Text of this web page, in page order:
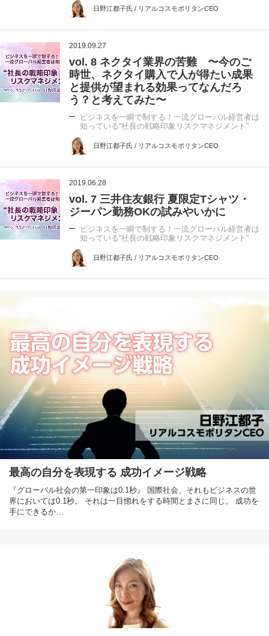
日野江都子氏 / リアルコスモポリタンCEO
2019.09.27
vol. 8 ネクタイ業界の苦難 〜今のご
時世、ネクタイ購入で人が得たい成果
と提供が望まれる効果ってなんだろ
う？と考えてみた〜
ビジネスを一瞬で制する！一流グローバル経営者は
知っている“社長の戦略印象リスクマネジメント”
日野江都子氏 / リアルコスモポリタンCEO
2019.06.28
vol. 7 三井住友銀行 夏限定Tシャツ・
ジーパン勤務OKの試みやいかに
ビジネスを一瞬で制する！一流グローバル経営者は
知っている“社長の戦略印象リスクマネジメント”
日野江都子氏 / リアルコスモポリタンCEO
最高の自分を表現する 成功イメージ戦略
『グローバル社会の第一印象は0.1秒』 国際社会、それもビジネスの世
界においては0.1秒。 それは一目惚れをする時間とまさに同じ。 成功を
手にできるか…